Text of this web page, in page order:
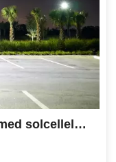
Lyser opp parkeringsplasser med solcellelamper